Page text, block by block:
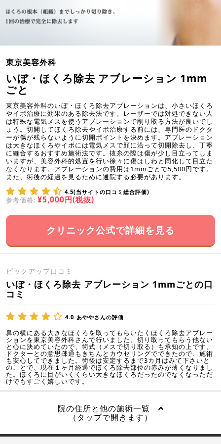
東京美容外科
いぼ・ほくろ除去 アブレーション 1mm
ごと
東京美容外科のいぼ・ほくろ除去アブレーションは、小さいほくろ
やイボ治療に効果のある除去法です。レーザーでは対処できない人
は特殊な電気メスを使うアブレーションで削り取る方法が良いでし
ょう。切開してほくろ除去やイボ治療する前には、専門医のドクタ
ーが傷が残らないように切開ポイントを決めます。アプレーション
は大きなほくろやイボには電気メスで顔に沿って切開除去し、丁寧
に縫合するおすすめ施術法です。抜糸の際は傷が少し目立ってしま
いますが、美容外科的処置を行い徐々に傷はしわと同化して目立た
なくなります。アプレーションの費用は1mmごとで5,500円です。
また、術後の経過を見るために通院する必要があります。
4.5(当サイトの口コミ総合評価)
参考価格: ¥5,000円(税抜)
クリニック公式で詳細を見る
ピックアップ口コミ
いぼ・ほくろ除去 アブレーション 1mmごとの口
コミ
4.0 あややさんの評価
鼻の横にある大きなほくろを取ってもらいたくほくろ除去アブレー
ションを東京美容外科さんで行いました。切り取ってもらう他ない
と心に決めていたので、術式（メスで切り取る）も承知の上です。
ドクターとの意思疎通もきちんとカウセリングでできたので、施術
も安心してできました。術後は安定するまで3カ月はみて下さいと
のことで、現在１ヶ月経過でほくろ除去部位の赤みが薄くなりまし
た。ほくろに目がいくくらい大きなほくろだったのでなくなっただ
けでもすごく嬉しいです。
院の住所と他の施術一覧
（タップで開きます）